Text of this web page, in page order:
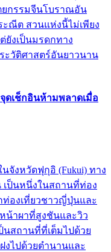
ยกรรมจีนโบราณอัน
ณีต สวนแห่งนี้ไม่เพียง
งเป็นมรดกทาง
วัติศาสตร์อันยาวนาน
ดเช็กอินห้ามพลาดเมื่อ
จังหวัดฟุกุอิ (Fukui) ทาง
ป็นหนึ่งในสถานที่ท่อง
องเที่ยวชาวญี่ปุ่นและ
น้าผาที่สูงชันและวิว
นสถานที่ที่เต็มไปด้วย
งไปด้วยตำนานและ